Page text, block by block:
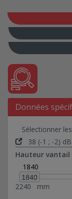
élevé)
Gaine
Données
Sélectionner
38 (-1 ; -2) dB
Hauteur vantail
1840
1840
2240 mm